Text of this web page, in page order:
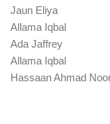
Jaun Eliya
Allama Iqbal
Ada Jaffrey
Allama Iqbal
Hassaan Ahmad